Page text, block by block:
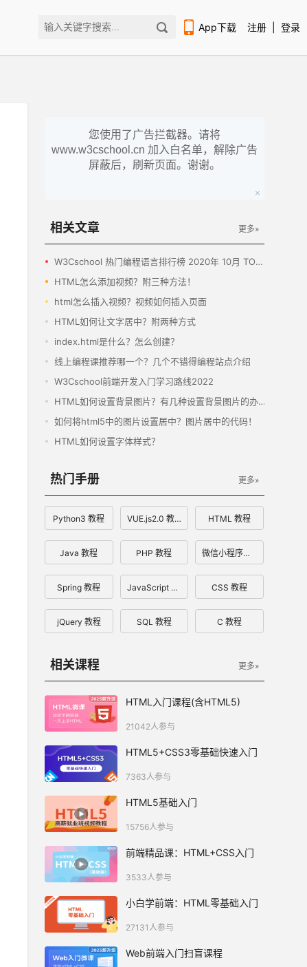
App下载
扫码下载编程狮APP
注册 登录
您使用了广告拦截器。请将
www.w3cschool.cn 加入白名单，解除广告
屏蔽后，刷新页面。谢谢。
相关文章 更多»
W3Cschool 热门编程语言排行榜 2020年 10月 TOP10
HTML怎么添加视频？附三种方法！
html怎么插入视频？视频如何插入页面
HTML如何让文字居中？附两种方式
index.html是什么？怎么创建？
线上编程课推荐哪一个？几个不错得编程站点介绍
W3Cschool前端开发入门学习路线2022
HTML如何设置背景图片？有几种设置背景图片的办法？
如何将html5中的图片设置居中？图片居中的代码！
HTML如何设置字体样式？
热门手册 更多»
Python3 教程 VUE.js2.0 教程 HTML 教程
Java 教程 PHP 教程 微信小程序开发文档
Spring 教程 JavaScript 教程 CSS 教程
jQuery 教程 SQL 教程 C 教程
相关课程 更多»
HTML入门课程(含HTML5)
21042人参与
HTML5+CSS3零基础快速入门
7363人参与
HTML5基础入门
15756人参与
前端精品课：HTML+CSS入门
3533人参与
小白学前端：HTML零基础入门
27131人参与
Web前端入门扫盲课程